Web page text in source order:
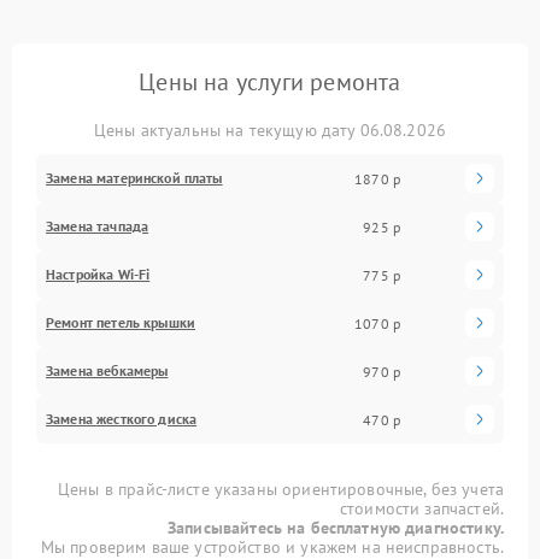
Цены на услуги ремонта
Цены актуальны на текущую дату 06.08.2026
Замена материнской платы 1870 р
Замена тачпада 925 р
Настройка Wi-Fi 775 р
Ремонт петель крышки 1070 р
Замена вебкамеры 970 р
Замена жесткого диска 470 р
Цены в прайс-листе указаны ориентировочные, без учета
стоимости запчастей.
Записывайтесь на бесплатную диагностику.
Мы проверим ваше устройство и укажем на неисправность.